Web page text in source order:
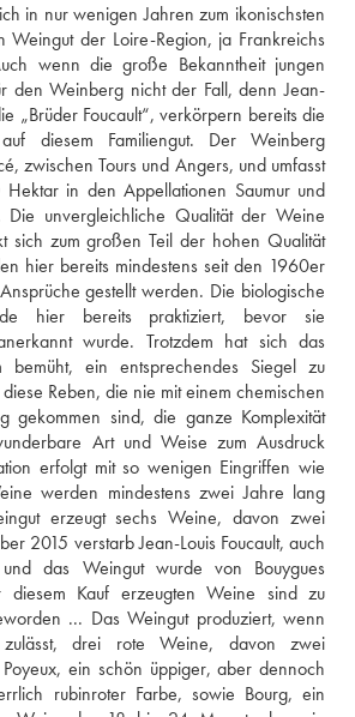
in nur wenigen Jahren zum ikonischsten
Weingut der Loire-Region, ja Frankreichs
wenn die große Bekanntheit jungen
den Weinberg nicht der Fall, denn Jean-
„Brüder Foucault“, verkörpern bereits die
diesem Familiengut. Der Weinberg
zwischen Tours und Angers, und umfasst
in den Appellationen Saumur und
Die unvergleichliche Qualität der Weine
sich zum großen Teil der hohen Qualität
hier bereits mindestens seit den 1960er
gestellt werden. Die biologische
hier bereits praktiziert, bevor sie
wurde. Trotzdem hat sich das
bemüht, ein entsprechendes Siegel zu
Reben, die nie mit einem chemischen
gekommen sind, die ganze Komplexität
Art und Weise zum Ausdruck
erfolgt mit so wenigen Eingriffen wie
werden mindestens zwei Jahre lang
erzeugt sechs Weine, davon zwei
2015 verstarb Jean-Louis Foucault, auch
das Weingut wurde von Bouygues
diesem Kauf erzeugten Weine sind zu
... Das Weingut produziert, wenn
drei rote Weine, davon zwei
ein schön üppiger, aber dennoch
rubinroter Farbe, sowie Bourg, ein